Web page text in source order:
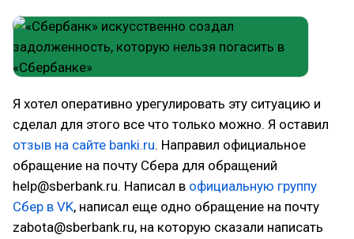
Я хотел оперативно урегулировать эту ситуацию и
сделал для этого все что только можно. Я оставил
отзыв на сайте banki.ru. Направил официальное
обращение на почту Сбера для обращений
help@sberbank.ru. Написал в официальную группу
Сбер в VK, написал еще одно обращение на почту
zabota@sberbank.ru, на которую сказали написать